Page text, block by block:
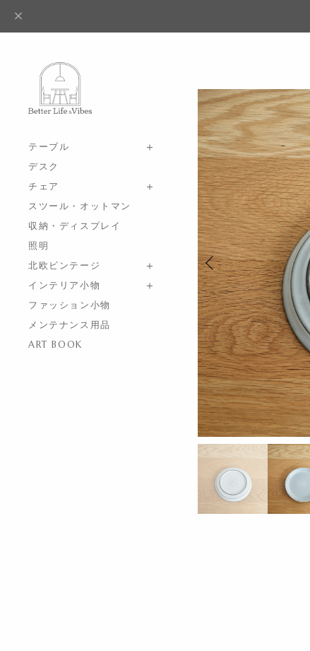
テーブル
デスク
チェア
スツール・オットマン
収納・ディスプレイ
照明
北欧ビンテージ
インテリア小物
ファッション小物
メンテナンス用品
ART BOOK